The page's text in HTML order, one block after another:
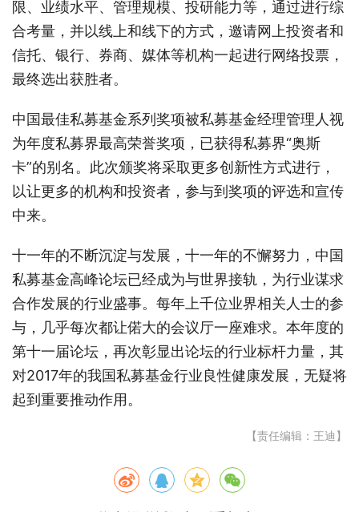
限、业绩水平、管理规模、投研能力等，通过进行综
合考量，并以线上和线下的方式，邀请网上投资者和
信托、银行、券商、媒体等机构一起进行网络投票，
最终选出获胜者。
中国最佳私募基金系列奖项被私募基金经理管理人视
为年度私募界最高荣誉奖项，已获得私募界“奥斯
卡”的别名。此次颁奖将采取更多创新性方式进行，
以让更多的机构和投资者，参与到奖项的评选和宣传
中来。
十一年的不断沉淀与发展，十一年的不懈努力，中国
私募基金高峰论坛已经成为与世界接轨，为行业谋求
合作发展的行业盛事。每年上千位业界相关人士的参
与，几乎每次都让偌大的会议厅一座难求。本年度的
第十一届论坛，再次彰显出论坛的行业标杆力量，其
对2017年的我国私募基金行业良性健康发展，无疑将
起到重要推动作用。
【责任编辑：王迪】